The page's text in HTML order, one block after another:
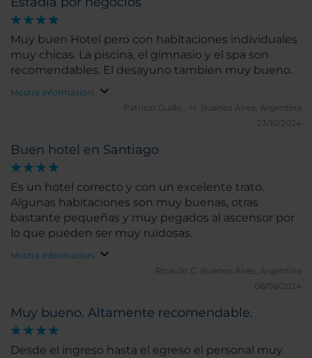
Muy buen Hotel pero con habitaciones individuales
muy chicas. La piscina, el gimnasio y el spa son
recomendables. El desayuno tambien muy bueno.
Mostra informazioni
Patricio Guille... H. Buenos Aires, Argentina
23/10/2024
Buen hotel en Santiago
Es un hotel correcto y con un excelente trato.
Algunas habitaciones son muy buenas, otras
bastante pequeñas y muy pegados al ascensor por
lo que pueden ser muy ruidosas.
Mostra informazioni
Ricardo G. Buenos Aires, Argentina
06/06/2024
Muy bueno. Altamente recomendable.
Desde el ingreso hasta el egreso el personal muy